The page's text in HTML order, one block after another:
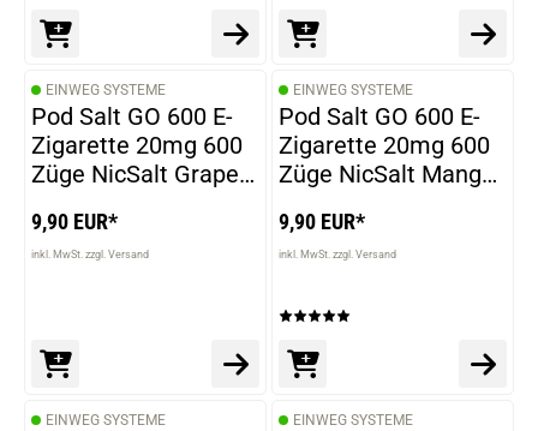
EINWEG SYSTEME
Pod Salt GO 600 E-
Zigarette 20mg 600
Züge NicSalt Grape
9,90 EUR*
inkl. MwSt. zzgl. Versand
EINWEG SYSTEME
Pod Salt GO 600 E-
Zigarette 20mg 600
Züge NicSalt Mango
9,90 EUR*
inkl. MwSt. zzgl. Versand
EINWEG SYSTEME EINWEG SYSTEME